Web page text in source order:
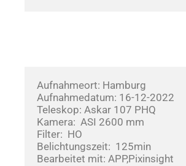
Aufnahmeort: Hamburg
Aufnahmedatum: 16-12-2022
Teleskop: Askar 107 PHQ
Kamera:  ASI 2600 mm
Filter:  HO
Belichtungszeit:  125min
Bearbeitet mit: APP,Pixinsight